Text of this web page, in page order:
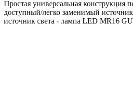
Простая универсальная конструкция
доступный/легко заменимый
источник света - лампа LED MR16